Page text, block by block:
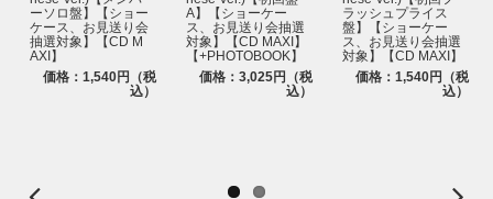
ーソロ盤】【ショー
ケース、お見送り会
抽選対象】【CD M
AXI】
価格：1,540円（税
込）
A】【ショーケー
ス、お見送り会抽選
対象】【CD MAXI】
【+PHOTOBOOK】
価格：3,025円（税
込）
ラッシュプライス
盤】【ショーケー
ス、お見送り会抽選
対象】【CD MAXI】
価格：1,540円（税
込）